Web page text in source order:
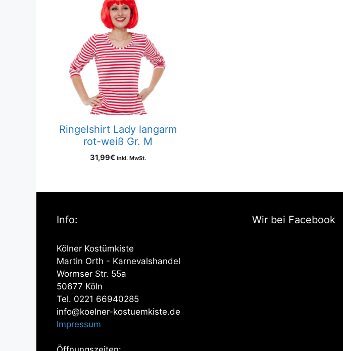
Ringelshirt Lady langarm
rot-weiß Gr. M
31,99€ inkl. MwSt.
Info:
Kölner Kostümkiste
Martin Orth - Karnevalshandel
Wormser Str. 55a
50677 Köln
Tel. 0221 66940285
info@koelner-kostuemkiste.de
Impressum
Wir bei Facebook